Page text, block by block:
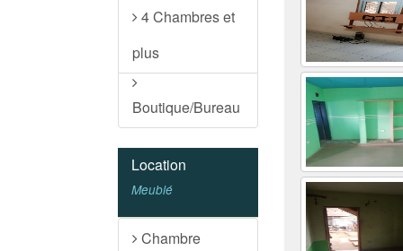
4 Chambres et
plus
Boutique/Bureau
Location
Meublé
Chambre